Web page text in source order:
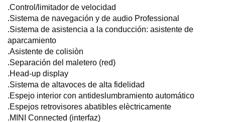
.Control/limitador de velocidad
.Sistema de navegación y de audio Professional
.Sistema de asistencia a la conducción: asistente de
aparcamiento
.Asistente de colisiòn
.Separación del maletero (red)
.Head-up display
.Sistema de altavoces de alta fidelidad
.Espejo interior con antideslumbramiento automático
.Espejos retrovisores abatibles elèctricamente
.MINI Connected (interfaz)